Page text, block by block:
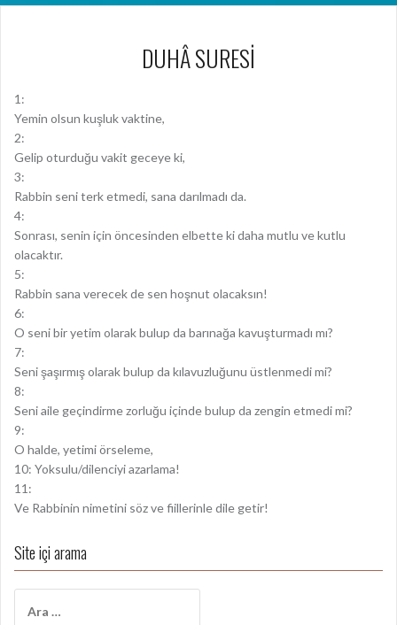
DUHÂ SURESİ
1:
Yemin olsun kuşluk vaktine,
2:
Gelip oturduğu vakit geceye ki,
3:
Rabbin seni terk etmedi, sana darılmadı da.
4:
Sonrası, senin için öncesinden elbette ki daha mutlu ve kutlu
olacaktır.
5:
Rabbin sana verecek de sen hoşnut olacaksın!
6:
O seni bir yetim olarak bulup da barınağa kavuşturmadı mı?
7:
Seni şaşırmış olarak bulup da kılavuzluğunu üstlenmedi mi?
8:
Seni aile geçindirme zorluğu içinde bulup da zengin etmedi mi?
9:
O halde, yetimi örseleme,
10: Yoksulu/dilenciyi azarlama!
11:
Ve Rabbinin nimetini söz ve fiillerinle dile getir!
Site içi arama